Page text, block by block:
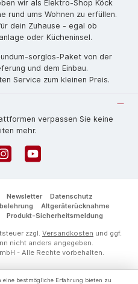
wir als Elektro-Shop Köck
rund ums Wohnen zu erfüllen.
dein Zuhause - egal ob
oder Kücheninsel.
sorg­los-Pa­ket von der
und dem Einbau.
Service zum kleinen Preis.
verpassen Sie keine
mehr.
YouTube
Newsletter
Datenschutz
Altgeräterücknahme
Produkt-Sicherheitsmeldung
zzgl. Versandkosten und ggf.
nicht anders angegeben.
- Alle Rechte vorbehalten.
eine bestmögliche Erfahrung bieten zu